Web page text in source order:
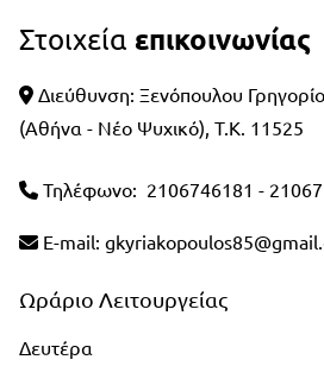
Στοιχεία επικοινωνίας
 Διεύθυνση: Ξενόπουλου
(Αθήνα - Νέο Ψυχικό), T.K. 11525
 Τηλέφωνο: 2106746181 -
 E-mail:
Ωράριο Λειτουργείας
Δευτέρα